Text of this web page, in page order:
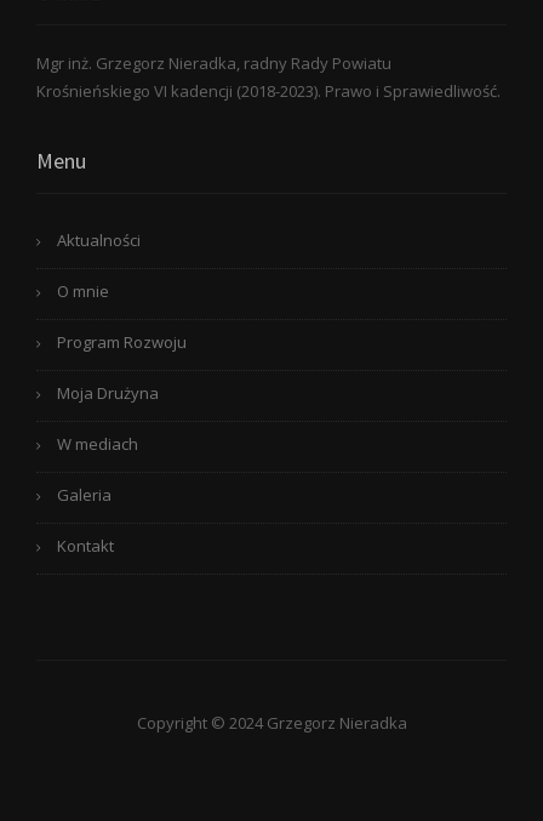
Mgr inż. Grzegorz Nieradka, radny Rady Powiatu
Krośnieńskiego VI kadencji (2018-2023). Prawo i Sprawiedliwość.
Menu
Aktualności
O mnie
Program Rozwoju
Moja Drużyna
W mediach
Galeria
Kontakt
Copyright © 2024 Grzegorz Nieradka